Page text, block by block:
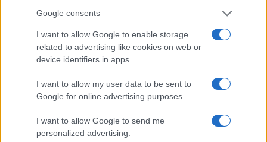
Google consents
I want to allow Google to enable storage
related to advertising like cookies on web or
device identifiers in apps.
I want to allow my user data to be sent to
Google for online advertising purposes.
I want to allow Google to send me
personalized advertising.
családtörténeteket és a tulajdonjogokat is.
A törzs tagjai között jóval kevesebb a nő, mint férfi, ezért
szigorú törvények vonatkoznak a házasságokra is – a fiú
házasoknak, ha gyerekük születik. Súlyos tabu a
házasságtörés, halálbüntetés jár érte. De kioltani valaki
életét szintén tabu, tehát addig folytatódik a
gyilkosságsorozat, amíg a gyilkos családjának utolsó férfi